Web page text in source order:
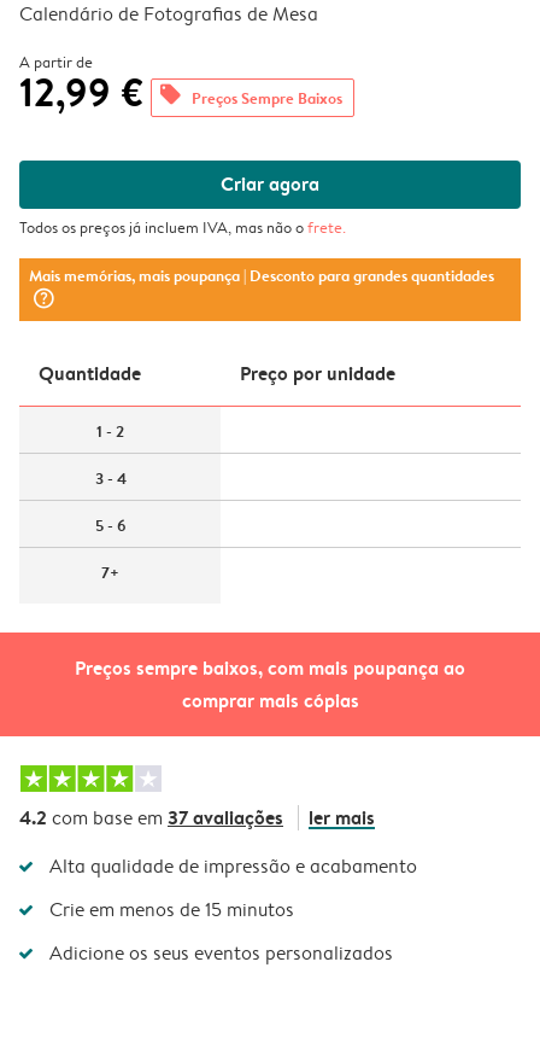
Preços sempre baixos, com mais poupança ao
comprar mais cópias
Calendário de Fotografias de Mesa
A partir de
12,99 € offers Preços Sempre Baixos
Criar agora
Todos os preços já incluem IVA, mas não ofrete.
Mais memórias, mais poupança| Desconto para grandes quantidades
question_mark_circle
Quantidade Preço por unidade
1 - 2
3 - 4
5 - 6
7+
4.2 com base em 37 avaliações ler mais
Alta qualidade de impressão e acabamento
Crie em menos de 15 minutos
Adicione os seus eventos personalizados